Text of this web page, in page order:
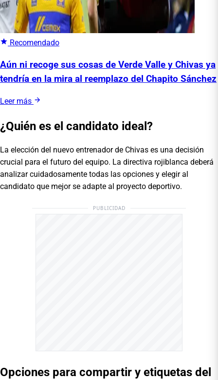
Recomendado
Aún ni recoge sus cosas de Verde Valle y Chivas ya
tendría en la mira al reemplazo del Chapito Sánchez
Leer más
¿Quién es el candidato ideal?
La elección del nuevo entrenador de Chivas es una decisión
crucial para el futuro del equipo. La directiva rojiblanca deberá
analizar cuidadosamente todas las opciones y elegir al
candidato que mejor se adapte al proyecto deportivo.
PUBLICIDAD
Opciones para compartir y etiquetas del